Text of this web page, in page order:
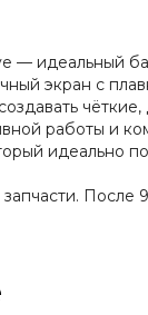
— идеальный
экран с
создавать
работы и
идеально